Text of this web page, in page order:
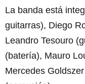
La banda está
guitarras), Diego
Leandro Tesouro
(batería), Mauro
Mercedes